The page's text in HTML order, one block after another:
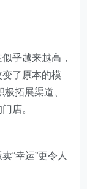
乎越来越高，
了原本的模
拓展渠道、
店。
“幸运”更令人